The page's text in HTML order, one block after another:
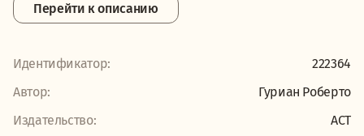
Перейти к описанию
Идентификатор:
222364
Автор:
Гуриан Роберто
Издательство:
АСТ